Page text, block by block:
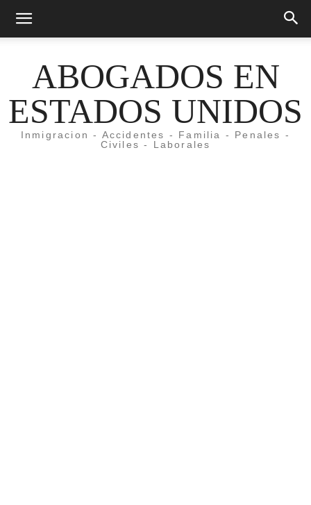
ABOGADOS EN
ESTADOS UNIDOS
Inmigracion - Accidentes - Familia - Penales -
Civiles - Laborales